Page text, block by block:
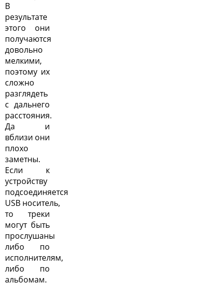
В
результате
этого они
получаются
довольно
мелкими,
поэтому их
сложно
разглядеть
с дальнего
расстояния.
Да и
вблизи они
плохо
заметны.
Если к
устройству
подсоединяется
USB носитель,
то треки
могут быть
прослушаны
либо по
исполнителям,
либо по
альбомам.